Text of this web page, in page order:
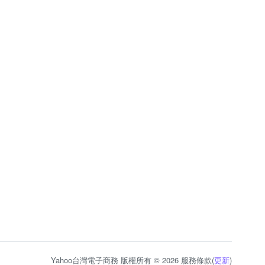
Yahoo台灣電子商務 版權所有 © 2026 服務條款(更新)